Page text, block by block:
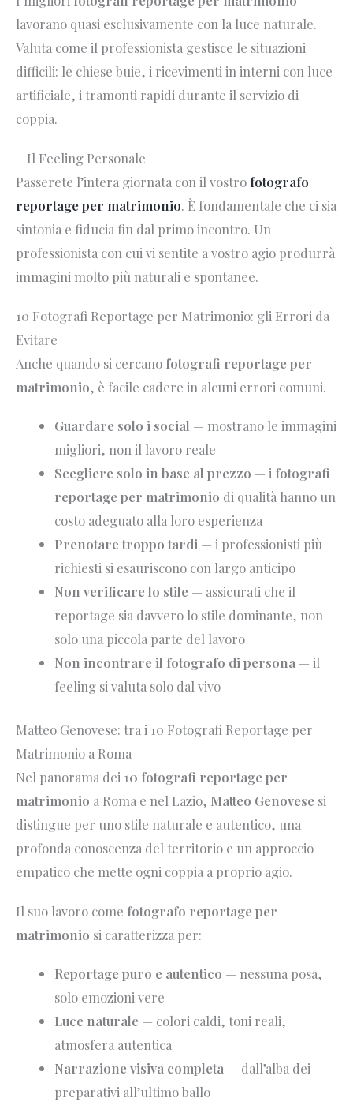
lavorano quasi esclusivamente con la luce naturale.
Valuta come il professionista gestisce le situazioni
difficili: le chiese buie, i ricevimenti in interni con luce
artificiale, i tramonti rapidi durante il servizio di
coppia.
Il Feeling Personale
Passerete l’intera giornata con il vostro fotografo
reportage per matrimonio. È fondamentale che ci sia
sintonia e fiducia fin dal primo incontro. Un
professionista con cui vi sentite a vostro agio produrrà
immagini molto più naturali e spontanee.
10 Fotografi Reportage per Matrimonio: gli Errori da
Evitare
Anche quando si cercano fotografi reportage per
matrimonio, è facile cadere in alcuni errori comuni.
Guardare solo i social — mostrano le immagini
migliori, non il lavoro reale
Scegliere solo in base al prezzo — i fotografi
reportage per matrimonio di qualità hanno un
costo adeguato alla loro esperienza
Prenotare troppo tardi — i professionisti più
richiesti si esauriscono con largo anticipo
Non verificare lo stile — assicurati che il
reportage sia davvero lo stile dominante, non
solo una piccola parte del lavoro
Non incontrare il fotografo di persona — il
feeling si valuta solo dal vivo
Matteo Genovese: tra i 10 Fotografi Reportage per
Matrimonio a Roma
Nel panorama dei 10 fotografi reportage per
matrimonio a Roma e nel Lazio, Matteo Genovese si
distingue per uno stile naturale e autentico, una
profonda conoscenza del territorio e un approccio
empatico che mette ogni coppia a proprio agio.
Il suo lavoro come fotografo reportage per
matrimonio si caratterizza per:
Reportage puro e autentico — nessuna posa,
solo emozioni vere
Luce naturale — colori caldi, toni reali,
atmosfera autentica
Narrazione visiva completa — dall’alba dei
preparativi all’ultimo ballo